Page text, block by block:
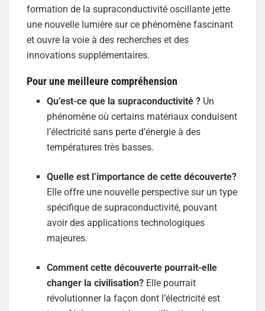
formation de la supraconductivité oscillante jette
une nouvelle lumière sur ce phénomène fascinant
et ouvre la voie à des recherches et des
innovations supplémentaires.
Pour une meilleure compréhension
Qu’est-ce que la supraconductivité ? Un
phénomène où certains matériaux conduisent
l’électricité sans perte d’énergie à des
températures très basses.
Quelle est l’importance de cette découverte?
Elle offre une nouvelle perspective sur un type
spécifique de supraconductivité, pouvant
avoir des applications technologiques
majeures.
Comment cette découverte pourrait-elle
changer la civilisation? Elle pourrait
révolutionner la façon dont l’électricité est